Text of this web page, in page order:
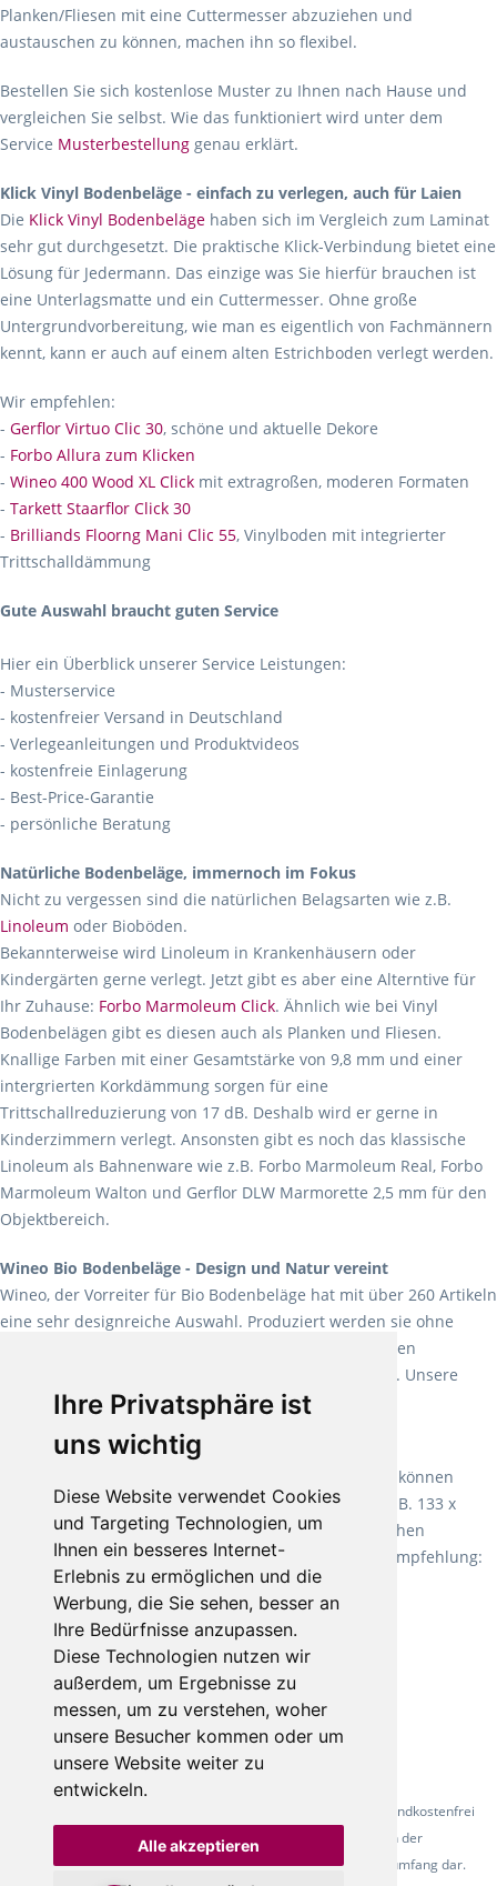
Ihre Privatsphäre ist
uns wichtig
Diese Website verwendet Cookies
und Targeting Technologien, um
Ihnen ein besseres Internet-
Erlebnis zu ermöglichen und die
Werbung, die Sie sehen, besser an
Ihre Bedürfnisse anzupassen.
Diese Technologien nutzen wir
außerdem, um Ergebnisse zu
messen, um zu verstehen, woher
unsere Besucher kommen oder um
unsere Website weiter zu
entwickeln.
Alle akzeptieren
Planken/Fliesen mit eine Cuttermesser abzuziehen und
austauschen zu können, machen ihn so flexibel.
Bestellen Sie sich kostenlose Muster zu Ihnen nach Hause und
vergleichen Sie selbst. Wie das funktioniert wird unter dem
Service Musterbestellung genau erklärt.
Klick Vinyl Bodenbeläge - einfach zu verlegen, auch für Laien
Die Klick Vinyl Bodenbeläge haben sich im Vergleich zum Laminat
sehr gut durchgesetzt. Die praktische Klick-Verbindung bietet eine
Lösung für Jedermann. Das einzige was Sie hierfür brauchen ist
eine Unterlagsmatte und ein Cuttermesser. Ohne große
Untergrundvorbereitung, wie man es eigentlich von Fachmännern
kennt, kann er auch auf einem alten Estrichboden verlegt werden.
Wir empfehlen:
- Gerflor Virtuo Clic 30, schöne und aktuelle Dekore
- Forbo Allura zum Klicken
- Wineo 400 Wood XL Click mit extragroßen, moderen Formaten
- Tarkett Staarflor Click 30
- Brilliands Floorng Mani Clic 55, Vinylboden mit integrierter
Trittschalldämmung
Gute Auswahl braucht guten Service
Hier ein Überblick unserer Service Leistungen:
- Musterservice
- kostenfreier Versand in Deutschland
- Verlegeanleitungen und Produktvideos
- kostenfreie Einlagerung
- Best-Price-Garantie
- persönliche Beratung
Natürliche Bodenbeläge, immernoch im Fokus
Nicht zu vergessen sind die natürlichen Belagsarten wie z.B.
Linoleum oder Bioböden.
Bekannterweise wird Linoleum in Krankenhäusern oder
Kindergärten gerne verlegt. Jetzt gibt es aber eine Alterntive für
Ihr Zuhause: Forbo Marmoleum Click. Ähnlich wie bei Vinyl
Bodenbelägen gibt es diesen auch als Planken und Fliesen.
Knallige Farben mit einer Gesamtstärke von 9,8 mm und einer
intergrierten Korkdämmung sorgen für eine
Trittschallreduzierung von 17 dB. Deshalb wird er gerne in
Kinderzimmern verlegt. Ansonsten gibt es noch das klassische
Linoleum als Bahnenware wie z.B. Forbo Marmoleum Real, Forbo
Marmoleum Walton und Gerflor DLW Marmorette 2,5 mm für den
Objektbereich.
Wineo Bio Bodenbeläge - Design und Natur vereint
Wineo, der Vorreiter für Bio Bodenbeläge hat mit über 260 Artikeln
eine sehr designreiche Auswahl. Produziert werden sie ohne
Weichmacher und Lösungsmittel. Mit allen verfügbaren
Verlegearten ist er für jegliche Bauvorhaben attraktiv. Unsere
Empfehlung:Wineo 1000 Multi Layer XXL.
Teppiche für ein angenehmes Laufgefühl
machen es schon lange vor. Sie können
Teppich in Ihrem gewünschten Sondermaß kaufen, z.B. 133 x
60cm. Vor allem in Schlafzimmern aufgrund der weichen
Oberfläche ein sehr beliebter Zusatzboden. Unsere Empfehlung:
Fletco Fluffy und Fletco Hermelin
* Alle Preise inkl. gesetzl. Mehrwertsteuer - Alle Artikel versandkostenfrei
ab 500 Euro in Deutschland! Die Abbildungen dienen der
Produktpräsentation und stellen nicht zwingend den Lieferumfang dar.